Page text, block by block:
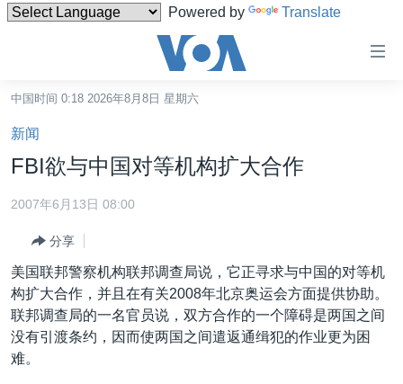
Powered by Translate
碍
链
跳
转
容
转
到
港澳
国际
最新国际新闻
印太
分类新闻
经济·金融·贸易
美中关系
中国时间 0:18 2026年8月8日 星期六
新闻
FBI欲与中国对等机构扩大合作
2007年6月13日 08:00
分享
美国联邦警察机构联邦调查局说，它正寻求与中国的对等机
构扩大合作，并且在有关2008年北京奥运会方面提供协助。
联邦调查局的一名官员说，双方合作的一个障碍是两国之间
没有引渡条约，因而使两国之间遣返通缉犯的作业更为困
难。